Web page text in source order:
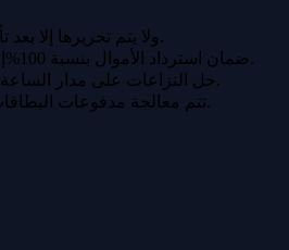
تظل دفعتك لدى igitems ولا يتم تحريرها إلا بعد تأكيد الاستلام.
ضمان استرداد الأموال بنسبة 100%إذا لم يتم تسليم طلبك أو لم يطابق الوصف، فستسترد أموالك بالكامل.
حل النزاعات على مدار الساعةإذا لم تتمكن من حل مشكلة مع البائع، يتدخل فريقنا ويتخذ قرارًا عادلاً.
تتم معالجة مدفوعات البطاقات عبر بوابات مشفرة بمعايير بنكية.